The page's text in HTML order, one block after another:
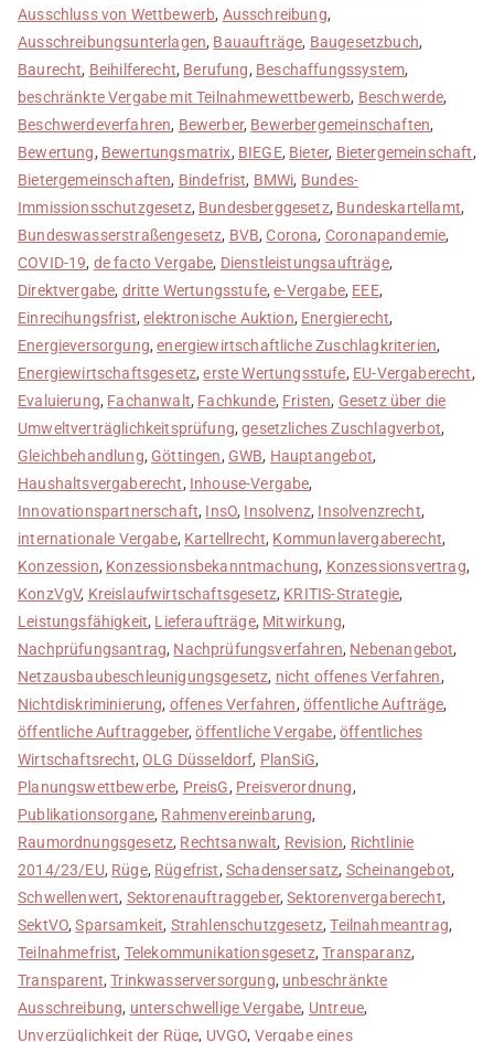
Ausschluss von Wettbewerb, Ausschreibung,
Ausschreibungsunterlagen, Bauaufträge, Baugesetzbuch,
Baurecht, Beihilferecht, Berufung, Beschaffungssystem,
beschränkte Vergabe mit Teilnahmewettbewerb, Beschwerde,
Beschwerdeverfahren, Bewerber, Bewerbergemeinschaften,
Bewertung, Bewertungsmatrix, BIEGE, Bieter, Bietergemeinschaft,
Bietergemeinschaften, Bindefrist, BMWi, Bundes-
Immissionsschutzgesetz, Bundesberggesetz, Bundeskartellamt,
Bundeswasserstraßengesetz, BVB,Corona, Coronapandemie,
COVID-19, de facto Vergabe, Dienstleistungsaufträge,
Direktvergabe, dritte Wertungsstufe,e-Vergabe, EEE,
Einrecihungsfrist,elektronische Auktion, Energierecht,
Energieversorgung,energiewirtschaftliche Zuschlagkriterien,
Energiewirtschaftsgesetz,erste Wertungsstufe, EU-Vergaberecht,
Evaluierung, Fachanwalt, Fachkunde, Fristen, Gesetz über die
Umweltverträglichkeitsprüfung,gesetzliches Zuschlagverbot,
Gleichbehandlung, Göttingen, GWB, Hauptangebot,
Haushaltsvergaberecht, Inhouse-Vergabe,
Innovationspartnerschaft, InsO, Insolvenz, Insolvenzrecht,
internationale Vergabe, Kartellrecht, Kommunlavergaberecht,
Konzession, Konzessionsbekanntmachung, Konzessionsvertrag,
KonzVgV, Kreislaufwirtschaftsgesetz, KRITIS-Strategie,
Leistungsfähigkeit, Lieferaufträge, Mitwirkung,
Nachprüfungsantrag, Nachprüfungsverfahren, Nebenangebot,
Netzausbaubeschleunigungsgesetz, nicht offenes Verfahren,
Nichtdiskriminierung, offenes Verfahren, öffentliche Aufträge,
öffentliche Auftraggeber,öffentliche Vergabe,öffentliches
Wirtschaftsrecht,OLG Düsseldorf, PlanSiG,
Planungswettbewerbe, PreisG, Preisverordnung,
Publikationsorgane, Rahmenvereinbarung,
Raumordnungsgesetz, Rechtsanwalt, Revision, Richtlinie
2014/23/EU, Rüge, Rügefrist, Schadensersatz, Scheinangebot,
Schwellenwert, Sektorenauftraggeber,Sektorenvergaberecht,
SektVO,Sparsamkeit, Strahlenschutzgesetz,Teilnahmeantrag,
Teilnahmefrist, Telekommunikationsgesetz,Transparanz,
Transparent,Trinkwasserversorgung, unbeschränkte
Ausschreibung, unterschwellige Vergabe, Untreue,
Unverzüglichkeit der Rüge, UVGO, Vergabe eines